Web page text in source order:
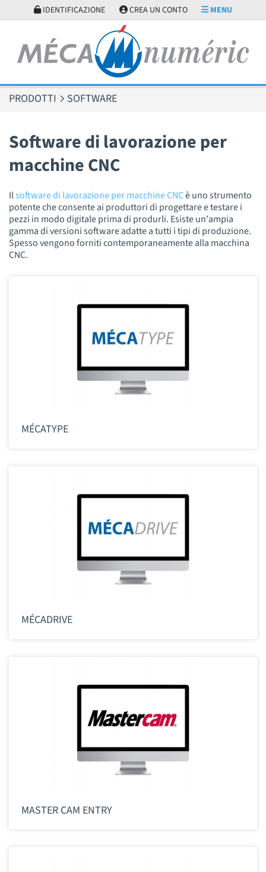
IDENTIFICAZIONE CREA UN CONTO MENU
PRODOTTI SOFTWARE
Software di lavorazione per
macchine CNC
Ilsoftware di lavorazione per macchine CNCè uno strumento
potente che consente ai produttori di progettare e testare i
pezzi in modo digitale prima di produrli. Esiste un'ampia
gamma di versioni software adatte a tutti i tipi di produzione.
Spesso vengono forniti contemporaneamente alla macchina
CNC.
MÉCATYPE
MÉCADRIVE
MASTER CAM ENTRY
Pannello di gestione dei cookies